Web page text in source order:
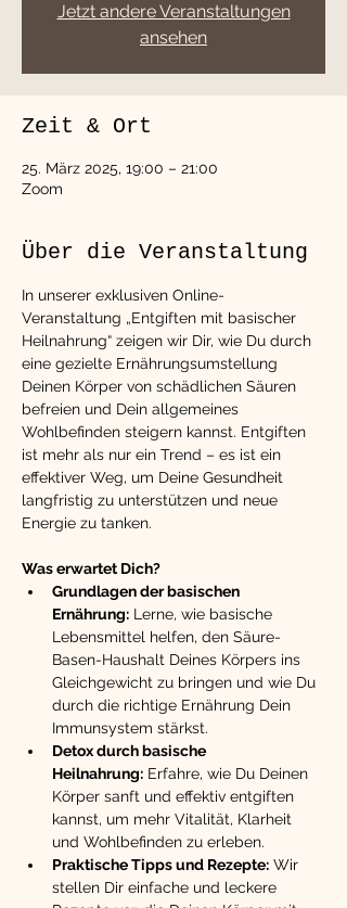
Jetzt andere Veranstaltungen
ansehen
Zeit & Ort
25. März 2025, 19:00 – 21:00
Zoom
Über die Veranstaltung
In unserer exklusiven Online-
Veranstaltung „Entgiften mit basischer
Heilnahrung“ zeigen wir Dir, wie Du durch
eine gezielte Ernährungsumstellung
Deinen Körper von schädlichen Säuren
befreien und Dein allgemeines
Wohlbefinden steigern kannst. Entgiften
ist mehr als nur ein Trend – es ist ein
effektiver Weg, um Deine Gesundheit
langfristig zu unterstützen und neue
Energie zu tanken.
Was erwartet Dich?
Grundlagen der basischen
Ernährung: Lerne, wie basische
Lebensmittel helfen, den Säure-
Basen-Haushalt Deines Körpers ins
Gleichgewicht zu bringen und wie Du
durch die richtige Ernährung Dein
Immunsystem stärkst.
Detox durch basische
Heilnahrung: Erfahre, wie Du Deinen
Körper sanft und effektiv entgiften
kannst, um mehr Vitalität, Klarheit
und Wohlbefinden zu erleben.
Praktische Tipps und Rezepte: Wir
stellen Dir einfache und leckere